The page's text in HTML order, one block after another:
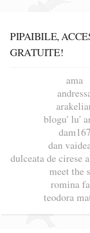
PIPAIBILE,
GRATUITE!
ama
blogu' lu'
dam167
dan
dulceata de cirese
meet the
romina
teodora